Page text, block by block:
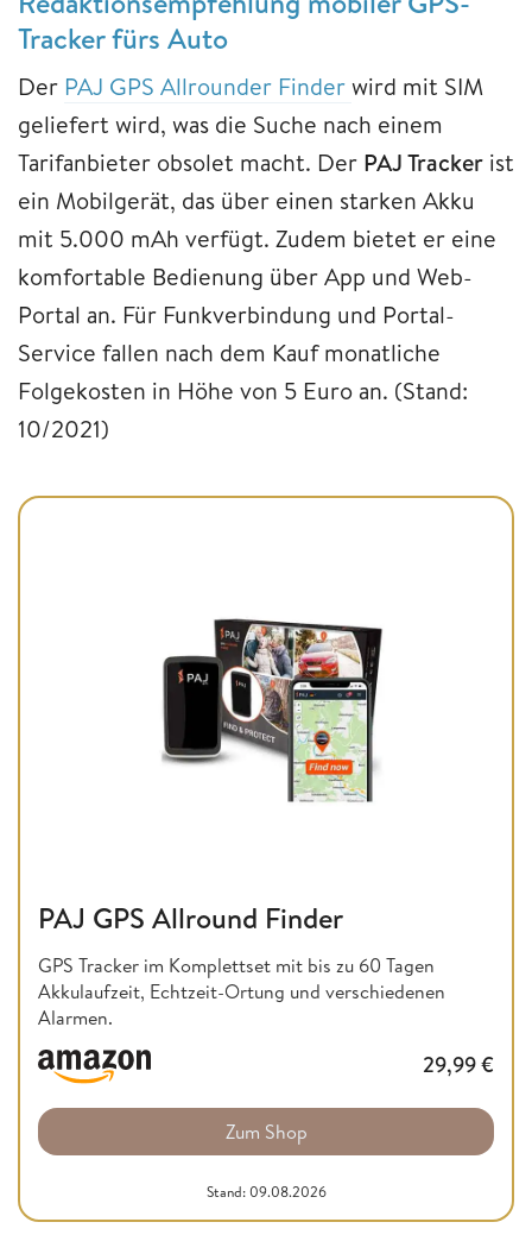
Tracker fürs Auto
Der PAJ GPS Allrounder Finderwird mit SIM
geliefert wird, was die Suche nach einem
Tarifanbieter obsolet macht. Der PAJ Tracker ist
ein Mobilgerät, das über einen starken Akku
mit 5.000 mAh verfügt. Zudem bietet er eine
komfortable Bedienung über App und Web-
Portal an. Für Funkverbindung und Portal-
Service fallen nach dem Kauf monatliche
Folgekosten in Höhe von 5 Euro an. (Stand:
10/2021)
PAJ GPS Allround Finder
GPS Tracker im Komplettset mit bis zu 60 Tagen
Akkulaufzeit, Echtzeit-Ortung und verschiedenen
Alarmen.
29,99€
Zum Shop
Stand: 09.08.2026